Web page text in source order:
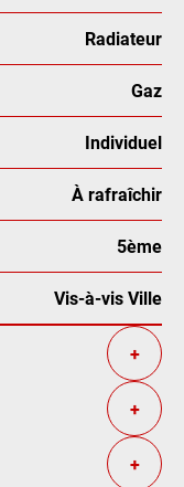
Radiateur
Gaz
Individuel
À rafraîchir
5ème
Vis-à-vis Ville
+
+
+